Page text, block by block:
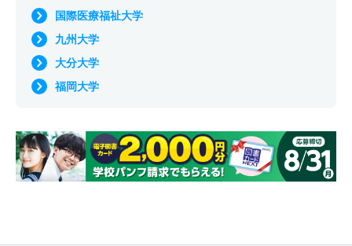
国際医療福祉大学
九州大学
大分大学
福岡大学